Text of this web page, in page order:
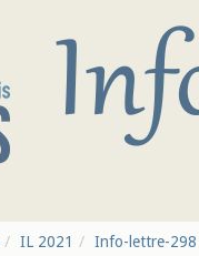
IL 2021 Info-lettre-298